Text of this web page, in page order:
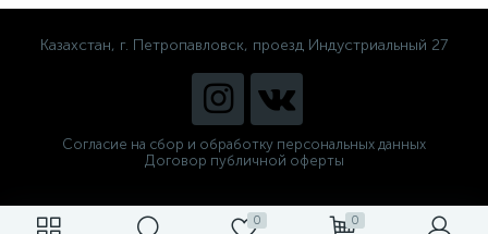
0 0
Казахстан, г. Петропавловск, проезд Индустриальный 27
Согласие на сбор и обработку персональных данных
Договор публичной оферты